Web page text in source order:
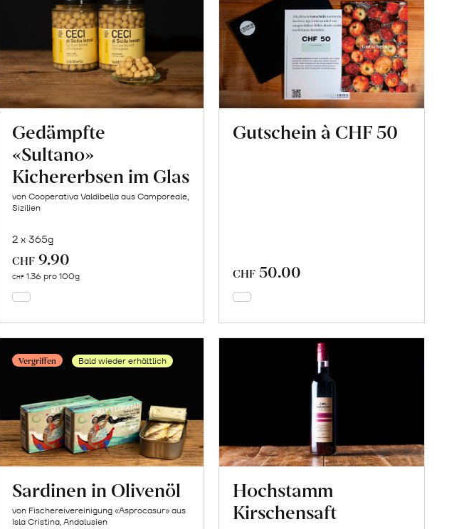
Gedämpfte
«Sultano»
Kichererbsen im Glas
von Cooperativa Valdibella aus Camporeale,
Sizilien
2 x 365g
CHF 9.90
CHF 1.36 pro 100g
Gutschein à CHF 50
CHF 50.00
Vergriffen Bald wieder erhältlich
Sardinen in Olivenöl
von Fischereivereinigung «Asprocasur» aus
Isla Cristina, Andalusien
Hochstamm
Kirschensaft